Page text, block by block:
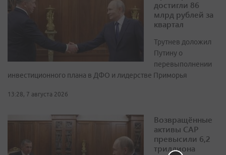
достигли 86
млрд рублей за
квартал
Трутнев доложил
Путину о
перевыполнении
инвестиционного плана в ДФО и лидерстве Приморья
13:28, 7 августа 2026
Возвращённые
активы САР
превысили 6,2
триллиона